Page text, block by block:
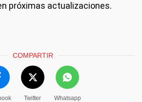
próximas actualizaciones.
COMPARTIR
Twitter Whatsapp